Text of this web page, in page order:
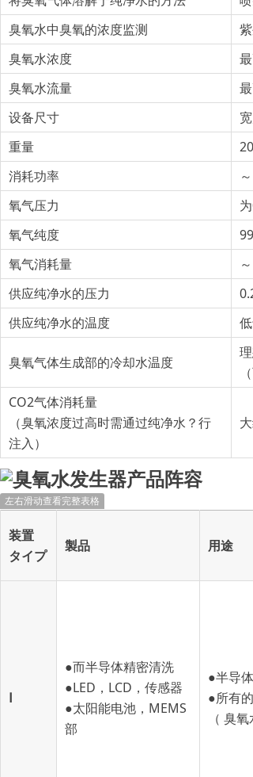
臭氧水中臭氧的浓度监测
臭氧水浓度
臭氧水流量
设备尺寸
重量
消耗功率
氧气压力
氧气纯度
氧气消耗量
供应纯净水的压力
供应纯净水的温度
臭氧气体生成部的冷却水温度
CO2气体消耗量
（臭氧浓度过高时需通过纯净水？行
注入）
左右滑动查看完整表格
装置
タイプ
製品 用途
Ⅰ
●而半导体精密清洗
●LED，LCD，传感器
●太阳能电池，MEMS
部
●半导
●所有
（ 臭